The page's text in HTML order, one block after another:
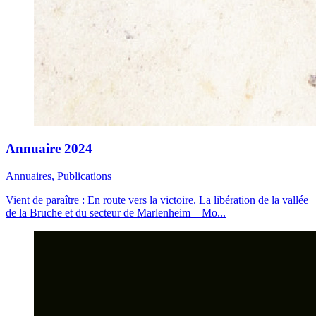
Annuaire 2024
Annuaires, Publications
Vient de paraître : En route vers la victoire. La libération de la vallée
de la Bruche et du secteur de Marlenheim – Mo...